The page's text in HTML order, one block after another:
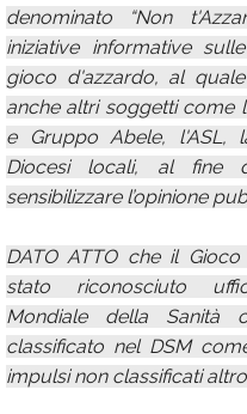
denominato “Non
iniziative informative
gioco d'azzardo, al
anche altri soggetti come
e Gruppo Abele, l'ASL,
Diocesi locali, al fine
sensibilizzare l’opinione
DATO ATTO che il
stato riconosciuto
Mondiale della
classificato nel DSM
impulsi non classificati